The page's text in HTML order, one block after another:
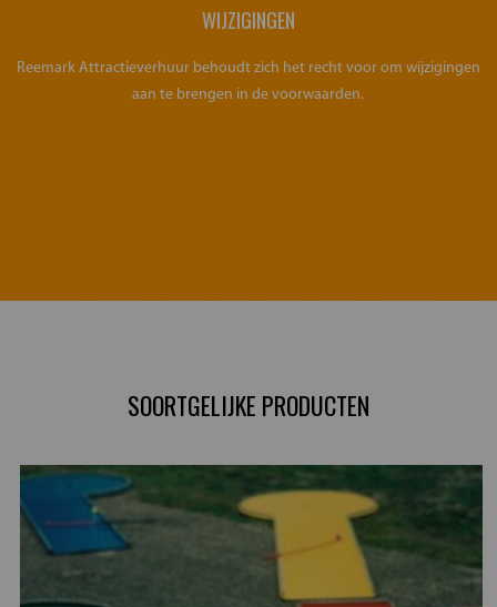
WIJZIGINGEN
Reemark Attractieverhuur behoudt zich het recht voor om wijzigingen
aan te brengen in de voorwaarden.
SOORTGELIJKE PRODUCTEN